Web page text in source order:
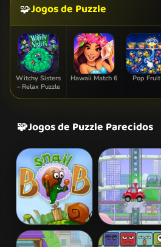
🧩Jogos de Puzzle
Witchy Sisters
– Relax Puzzle
Hawaii Match 6 Pop Fruit
🧩Jogos de Puzzle Parecidos
Snail Bob 2 Wheely 2